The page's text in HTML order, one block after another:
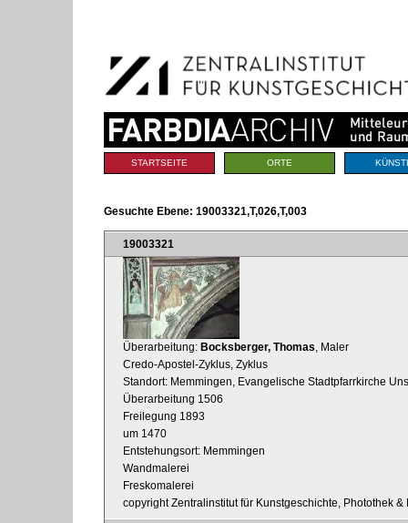
Navigation
Sektionen
STARTSEITE ORTE
Gesuchte Ebene: 19003321,T,026,T,003
19003321
Überarbeitung: Bocksberger, Thomas , Maler
Credo-Apostel-Zyklus, Zyklus
Standort: Memmingen, Evangelische Stadtpfarrkirche
Überarbeitung 1506
Freilegung 1893
um 1470
Entstehungsort: Memmingen
Wandmalerei
Freskomalerei
copyright Zentralinstitut für Kunstgeschichte, Photothek &